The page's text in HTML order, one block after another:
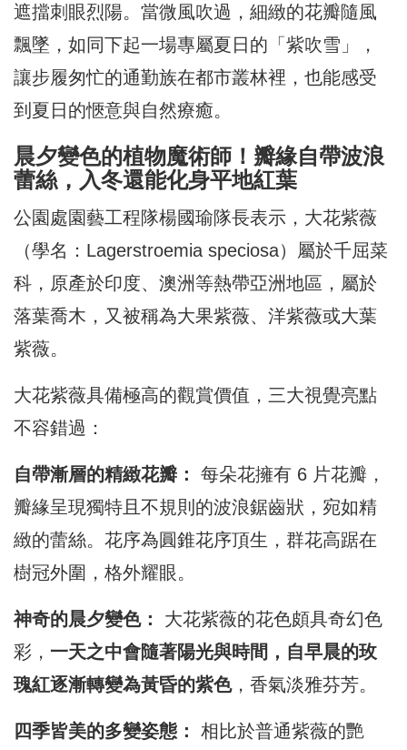
遮擋刺眼烈陽。當微風吹過，細緻的花瓣隨風
飄墜，如同下起一場專屬夏日的「紫吹雪」，
讓步履匆忙的通勤族在都市叢林裡，也能感受
到夏日的愜意與自然療癒。
晨夕變色的植物魔術師！瓣緣自帶波浪
蕾絲，入冬還能化身平地紅葉
公園處園藝工程隊楊國瑜隊長表示，大花紫薇
（學名： Lagerstroemia speciosa）屬於千屈菜
科，原產於印度、澳洲等熱帶亞洲地區，屬於
落葉喬木，又被稱為大果紫薇、洋紫薇或大葉
紫薇。
大花紫薇具備極高的觀賞價值，三大視覺亮點
不容錯過：
自帶漸層的精緻花瓣：
每朵花擁有 6 片花瓣，
瓣緣呈現獨特且不規則的波浪鋸齒狀，宛如精
緻的蕾絲。花序為圓錐花序頂生，群花高踞在
樹冠外圍，格外耀眼。
神奇的晨夕變色：
大花紫薇的花色頗具奇幻色
彩， 一天之中會隨著陽光與時間，自早晨的玫
瑰紅逐漸轉變為黃昏的紫色，香氣淡雅芬芳。
四季皆美的多變姿態：
相比於普通紫薇的艷